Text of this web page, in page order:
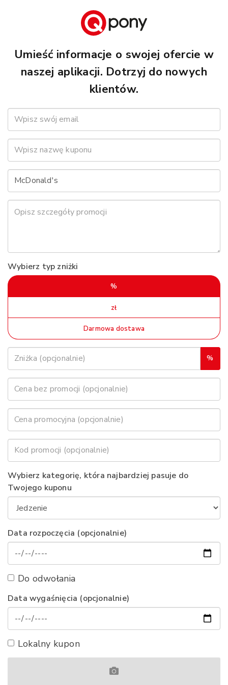
Umieść informacje o swojej ofercie w
naszej aplikacji. Dotrzyj do nowych
klientów.
Wybierz typ zniżki
%
zł
Darmowa dostawa
%
Wybierz kategorię, która najbardziej pasuje do
Twojego kuponu
Data rozpoczęcia (opcjonalnie)
Do odwołania
Data wygaśnięcia (opcjonalnie)
Lokalny kupon